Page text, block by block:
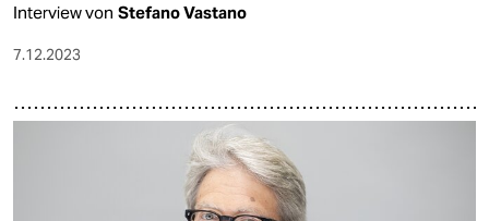
Interview von Stefano Vastano
7.12.2023